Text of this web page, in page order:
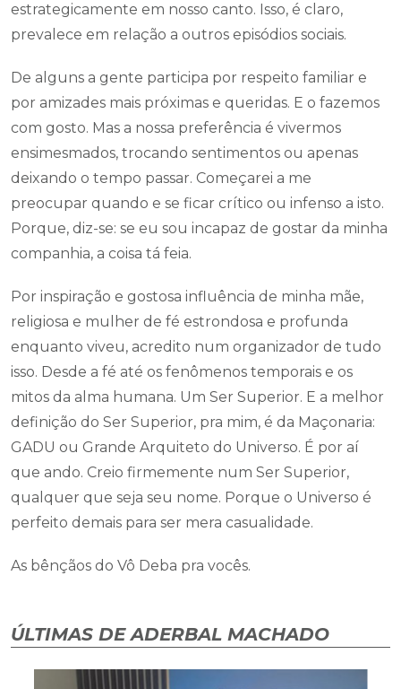
estrategicamente em nosso canto. Isso, é claro,
prevalece em relação a outros episódios sociais.
De alguns a gente participa por respeito familiar e
por amizades mais próximas e queridas. E o fazemos
com gosto. Mas a nossa preferência é vivermos
ensimesmados, trocando sentimentos ou apenas
deixando o tempo passar. Começarei a me
preocupar quando e se ficar crítico ou infenso a isto.
Porque, diz-se: se eu sou incapaz de gostar da minha
companhia, a coisa tá feia.
Por inspiração e gostosa influência de minha mãe,
religiosa e mulher de fé estrondosa e profunda
enquanto viveu, acredito num organizador de tudo
isso. Desde a fé até os fenômenos temporais e os
mitos da alma humana. Um Ser Superior. E a melhor
definição do Ser Superior, pra mim, é da Maçonaria:
GADU ou Grande Arquiteto do Universo. É por aí
que ando. Creio firmemente num Ser Superior,
qualquer que seja seu nome. Porque o Universo é
perfeito demais para ser mera casualidade.
As bênçãos do Vô Deba pra vocês.
ÚLTIMAS DE ADERBAL MACHADO